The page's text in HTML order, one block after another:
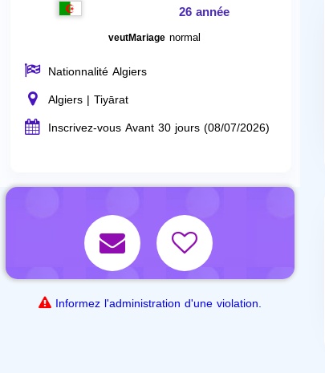
26 année
veutMariage normal
Nationnalité Algiers
Algiers | Tiyārat
Inscrivez-vous Avant 30 jours (08/07/2026)
Informez l'administration d'une violation.